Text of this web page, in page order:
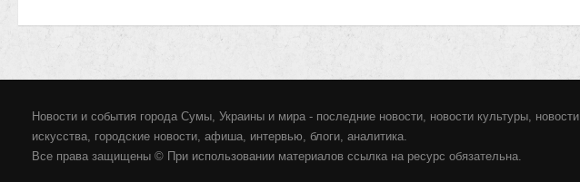
Новости и события города Сумы, Украины и мира - последние новости, новости культуры, новости
искусства, городские новости, афиша, интервью, блоги, аналитика.
Все права защищены © При использовании материалов ссылка на ресурс обязательна.